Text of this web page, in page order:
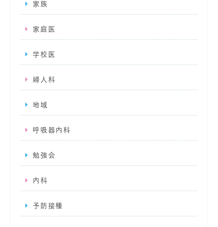
家族
家庭医
学校医
婦人科
地域
呼吸器内科
勉強会
内科
予防接種